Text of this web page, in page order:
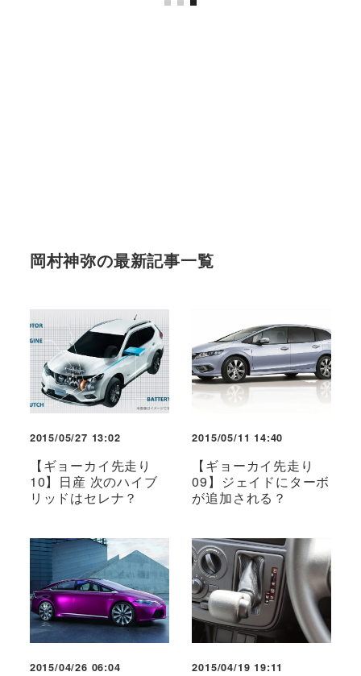
岡村神弥の最新記事一覧
2015/05/27 13:02
【ギョーカイ先走り
10】日産 次のハイブ
リッドはセレナ？
2015/05/11 14:40
【ギョーカイ先走り
09】ジェイドにターボ
が追加される？
2015/04/26 06:04 2015/04/19 19:11